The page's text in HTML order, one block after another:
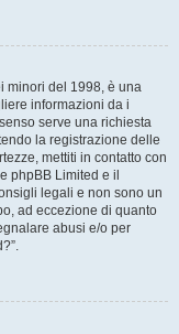
minori del 1998, è una
informazioni da i
serve una richiesta
la registrazione delle
mettiti in contatto con
phpBB Limited e il
legali e non sono un
ad eccezione di quanto
abusi e/o per